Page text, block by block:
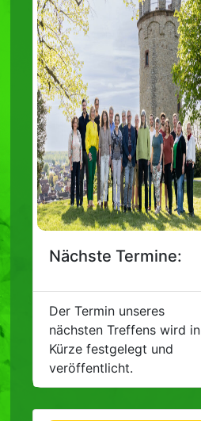
Nächste Termine:
Der Termin unseres
nächsten Treffens wird in
Kürze festgelegt und
veröffentlicht.